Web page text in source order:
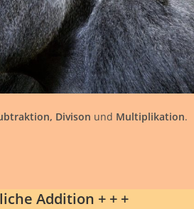
Divison und Multiplikation.
Addition + + +